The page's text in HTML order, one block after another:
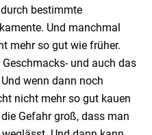
bestimmte
Und manchmal
mehr so gut wie früher.
und auch das
wenn dann noch
nicht mehr so gut kauen
Gefahr groß, dass man